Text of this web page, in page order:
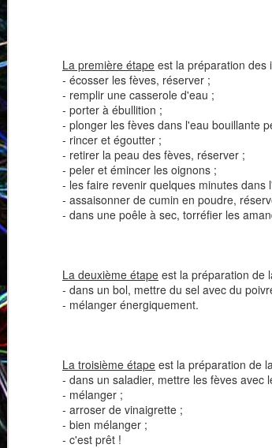
La première étape est la préparation des
- écosser les fèves, réserver ;
- remplir une casserole d'eau ;
- porter à ébullition ;
- plonger les fèves dans l'eau bouillante
- rincer et égoutter ;
- retirer la peau des fèves, réserver ;
- peler et émincer les oignons ;
- les faire revenir quelques minutes dans
- assaisonner de cumin en poudre,
- dans une poêle à sec, torréfier les
La deuxième étape est la préparation de
- dans un bol, mettre du sel avec du
- mélanger énergiquement.
La troisième étape est la préparation de
- dans un saladier, mettre les fèves avec
- mélanger ;
- arroser de vinaigrette ;
- bien mélanger ;
- c'est prêt !
Tapenade verte aux amandes
Salade de radis, à l’orange et
à la coriandre
2